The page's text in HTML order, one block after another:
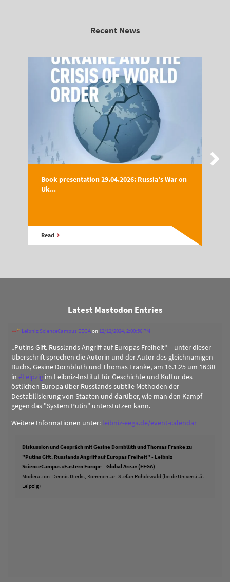
Recent News
Book presentation 29.04.2026: Russia’s War on
Uk...
Read
Latest Mastodon Entries
Leibniz ScienceCampus EEGAon 12/12/2024, 2:00:56 PM
„Putins Gift. Russlands Angriff auf Europas Freiheit“ – unter dieser
Überschrift sprechen die Autorin und der Autor des gleichnamigen
Buchs, Gesine Dornblüth und Thomas Franke, am 16.1.25 um 16:30
in #Leipzig im Leibniz-Institut für Geschichte und Kultur des
östlichen Europa über Russlands subtile Methoden der
Destabilisierung von Staaten und darüber, wie man den Kampf
gegen das "System Putin" unterstützen kann.
Weitere Informationen unter: leibniz-eega.de/event-calendar
Diskussion und Gespräch mit Gesine Dornblüth und Thomas Franke zu
"Putins Gift. Russlands Angriff auf Europas Freiheit" - Leibniz
ScienceCampus »Eastern Europe – Global Area« (EEGA)
Moderation: Dennis Dierks, Kommentar: Stefan Rohdewald (beide Universität
Leipzig)